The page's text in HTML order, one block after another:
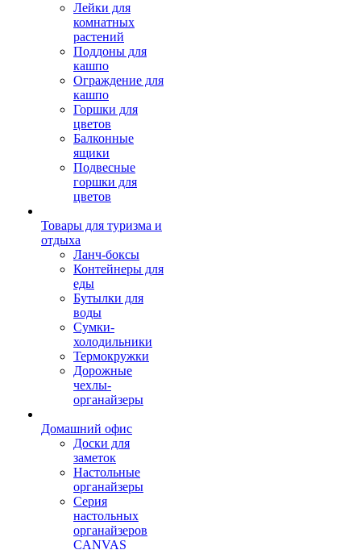
Лейки для
комнатных
растений
Поддоны для
кашпо
Ограждение для
кашпо
Горшки для
цветов
Балконные
ящики
Подвесные
горшки для
цветов
Товары для туризма и
отдыха
Ланч-боксы
Контейнеры для
еды
Бутылки для
воды
Сумки-
холодильники
Термокружки
Дорожные
чехлы-
органайзеры
Домашний офис
Доски для
заметок
Настольные
органайзеры
Серия
настольных
органайзеров
CANVAS